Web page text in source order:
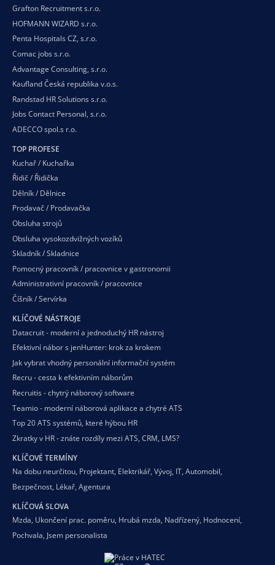
Grafton Recruitment s.r.o.
HOFMANN WIZARD s.r.o.
Penta Hospitals CZ, s.r.o.
Comac jobs s.r.o.
Advantage Consulting, s.r.o.
Kaufland Česká republika v.o.s.
Randstad HR Solutions s.r.o.
Jobs Contact Personal, s.r.o.
ADECCO spol.s r.o.
TOP PROFESE
Kuchař / Kuchařka
Řidič / Řidička
Dělník / Dělnice
Prodavač / Prodavačka
Obsluha strojů
Obsluha vysokozdvižných vozíků
Skladník / Skladnice
Pomocný pracovník / pracovnice v gastronomii
Administrativní pracovník / pracovnice
Číšník / Servírka
KLÍČOVÉ NÁSTROJE
Datacruit - moderní a jednoduchý HR nástroj
Efektivní nábor s jenHunter: krok za krokem
Jak vybrat vhodný personální informační systém
Recru - cesta k efektivním náborům
Recruitis - chytrý náborový software
Teamio - moderní náborová aplikace a chytré ATS
Top 20 ATS systémů, které hýbou HR
Zkratky v HR - znáte rozdíly mezi ATS, CRM, LMS?
KLÍČOVÉ TERMÍNY
Na dobu neurčitou, Projektant, Elektrikář, Vývoj, IT, Automobil,
Bezpečnost, Lékař, Agentura
KLÍČOVÁ SLOVA
Mzda, Ukončení prac. poměru, Hrubá mzda, Nadřízený, Hodnocení,
Pochvala, Jsem personalista